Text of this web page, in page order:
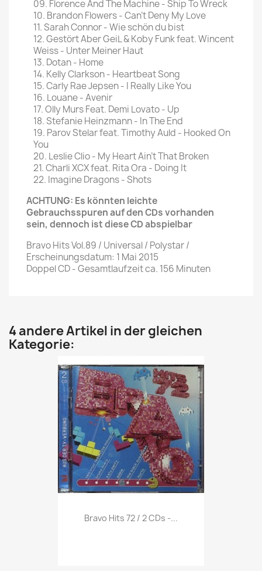
09. Florence And The Machine - Ship To Wreck
10. Brandon Flowers - Can't Deny My Love
11. Sarah Connor - Wie schön du bist
12. Gestört Aber GeiL & Koby Funk feat. Wincent
Weiss - Unter Meiner Haut
13. Dotan - Home
14. Kelly Clarkson - Heartbeat Song
15. Carly Rae Jepsen - I Really Like You
16. Louane - Avenir
17. Olly Murs Feat. Demi Lovato - Up
18. Stefanie Heinzmann - In The End
19. Parov Stelar feat. Timothy Auld - Hooked On
You
20. Leslie Clio - My Heart Ain't That Broken
21. Charli XCX feat. Rita Ora - Doing It
22. Imagine Dragons - Shots
ACHTUNG: Es könnten leichte
Gebrauchsspuren auf den CDs vorhanden
sein, dennoch ist diese CD abspielbar
Bravo Hits Vol.89 / Universal / Polystar /
Erscheinungsdatum: 1 Mai 2015
Doppel CD - Gesamtlaufzeit ca. 156 Minuten
4 andere Artikel in der gleichen
Kategorie:
Vorschau
Bravo Hits 72 / 2 CDs -...